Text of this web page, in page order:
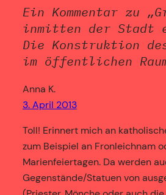
Ein Kommentar zu
inmitten der Stadt
Die Konstruktion
im öffentlichen
Anna K.
3. April 2013
Toll! Erinnert mich an
zum Beispiel an Fronleichnam
Marienfeiertagen. Da werden
Gegenstände/Statuen von